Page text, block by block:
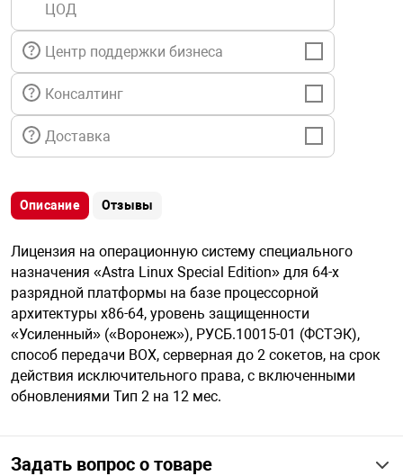
техника
автомобили
информации
средства охраны
ключи
сигнализации
безопасность
ЦОД
Центр поддержки бизнеса
Консалтинг
Доставка
Описание Отзывы
Лицензия на операционную систему специального
назначения «Astra Linux Special Edition» для 64-х
разрядной платформы на базе процессорной
архитектуры х86-64, уровень защищенности
«Усиленный» («Воронеж»), РУСБ.10015-01 (ФСТЭК),
способ передачи BOX, серверная до 2 сокетов, на срок
действия исключительного права, с включенными
обновлениями Тип 2 на 12 мес.
Задать вопрос о товаре